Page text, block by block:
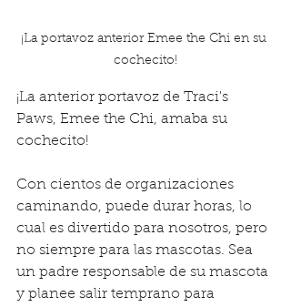
¡La portavoz anterior Emee the Chi en su
cochecito!
¡La anterior portavoz de Traci's
Paws, Emee the Chi, amaba su
cochecito!
Con cientos de organizaciones
caminando, puede durar horas, lo
cual es divertido para nosotros, pero
no siempre para las mascotas. Sea
un padre responsable de su mascota
y planee salir temprano para